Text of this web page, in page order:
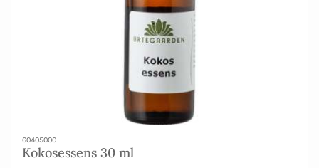
60405000
Kokosessens 30 ml